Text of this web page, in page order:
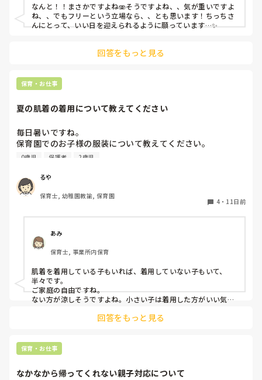
なんと！！まさかですよね🫨そうですよね、、気が重いですよ
ね、、でもフリーという立場なら、、とも思います！ちっちさ
んにとって、いい日を迎えられるように願っています…✨
回答をもっと見る
保育・お仕事
夏の肌着の着用について教えてください
毎日暑いですね。
保育園でのお子様の服装について教えてください。
ですが、4月から新しい園で勤務開始したところ、肌着を着
ていませんでした。
以前は夏も汗を吸わせるために肌着は必要ですと保護者に説
ちをみていると、肌着がないほうが涼しそうです。
色々な考え方があると思いますが、皆様の園では夏も肌着を
着せていますか？
ちょっと皆さまはどんな感じか聞いてみたくなりました。
よろしくお願いいたします。
0歳児 保護者 2歳児
るや
保育士, 幼稚園教諭, 保育園
4・ 11日前
あみ
保育士, 事業所内保育
肌着を着用している子もいれば、着用していない子もいて、
半々です。
ご家庭の自由ですね。
ない方が涼しそうですよね。小さい子は着用した方がいい気が
回答をもっと見る
保育・お仕事
なかなから帰ってくれない親子対応について